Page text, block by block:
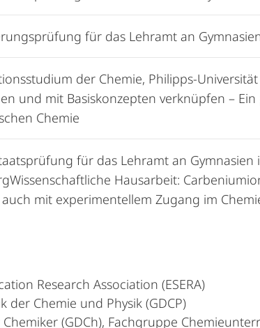
für das Lehramt an
der Chemie, Philipps-
und mit Basiskonzepten verknüpfen –
Chemie
für das Lehramt an
Hausarbeit:
mit experimentellem Zugang im
Research Association (ESERA)
der Chemie und Physik (GDCP)
(GDCh), Fachgruppe